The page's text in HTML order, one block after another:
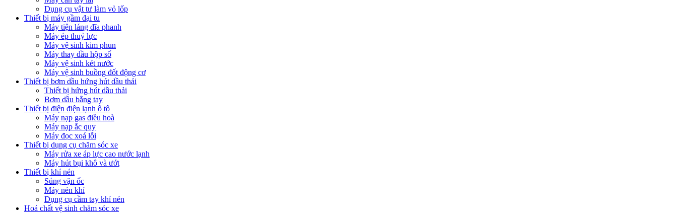
Dụng cụ vật tư làm vỏ lốp
Thiết bị máy gầm đại tu
Máy tiện láng đĩa phanh
Máy ép thuỷ lực
Máy vệ sinh kim phun
Máy thay dầu hộp số
Máy vệ sinh két nước
Máy vệ sinh buồng đốt động cơ
Thiết bị bơm dầu hứng hút dầu thải
Thiết bị hứng hút dầu thải
Bơm dầu bằng tay
Thiết bị điện điện lạnh ô tô
Máy nạp gas điều hoà
Máy nạp ắc quy
Máy đọc xoá lỗi
Thiết bị dụng cụ chăm sóc xe
Máy rửa xe áp lực cao nước lạnh
Máy hút bụi khô và ướt
Thiết bị khí nén
Súng vặn ốc
Máy nén khí
Dụng cụ cầm tay khí nén
Hoá chất vệ sinh chăm sóc xe